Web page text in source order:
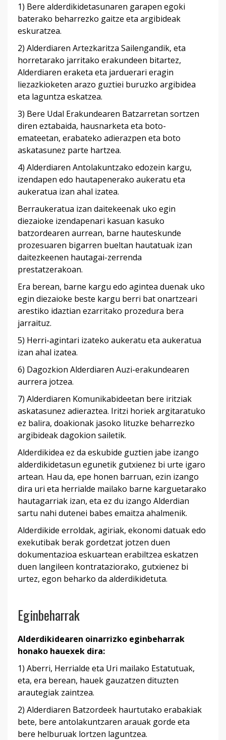
1) Bere alderdikidetasunaren garapen egoki
baterako beharrezko gaitze eta argibideak
eskuratzea.
2) Alderdiaren Artezkaritza Sailengandik, eta
horretarako jarritako erakundeen bitartez,
Alderdiaren eraketa eta jarduerari eragin
liezazkioketen arazo guztiei buruzko argibidea
eta laguntza eskatzea.
3) Bere Udal Erakundearen Batzarretan sortzen
diren eztabaida, hausnarketa eta boto-
emateetan, erabateko adierazpen eta boto
askatasunez parte hartzea.
4) Alderdiaren Antolakuntzako edozein kargu,
izendapen edo hautapenerako aukeratu eta
aukeratua izan ahal izatea.
Berraukeratua izan daitekeenak uko egin
diezaioke izendapenari kasuan kasuko
batzordearen aurrean, barne hauteskunde
prozesuaren bigarren bueltan hautatuak izan
daitezkeenen hautagai-zerrenda
prestatzerakoan.
Era berean, barne kargu edo agintea duenak uko
egin diezaioke beste kargu berri bat onartzeari
arestiko idaztian ezarritako prozedura bera
jarraituz.
5) Herri-agintari izateko aukeratu eta aukeratua
izan ahal izatea.
6) Dagozkion Alderdiaren Auzi-erakundearen
aurrera jotzea.
7) Alderdiaren Komunikabideetan bere iritziak
askatasunez adieraztea. Iritzi horiek argitaratuko
ez balira, doakionak jasoko lituzke beharrezko
argibideak dagokion sailetik.
Alderdikidea ez da eskubide guztien jabe izango
alderdikidetasun egunetik gutxienez bi urte igaro
artean. Hau da, epe honen barruan, ezin izango
dira uri eta herrialde mailako barne karguetarako
hautagarriak izan, eta ez du izango Alderdian
sartu nahi dutenei babes emaitza ahalmenik.
Alderdikide erroldak, agiriak, ekonomi datuak edo
exekutibak berak gordetzat jotzen duen
dokumentazioa eskuartean erabiltzea eskatzen
duen langileen kontrataziorako, gutxienez bi
urtez, egon beharko da alderdikidetuta.
Eginbeharrak
Alderdikidearen oinarrizko eginbeharrak
honako hauexek dira:
1) Aberri, Herrialde eta Uri mailako Estatutuak,
eta, era berean, hauek gauzatzen dituzten
arautegiak zaintzea.
2) Alderdiaren Batzordeek haurtutako erabakiak
bete, bere antolakuntzaren arauak gorde eta
bere helburuak lortzen laguntzea.